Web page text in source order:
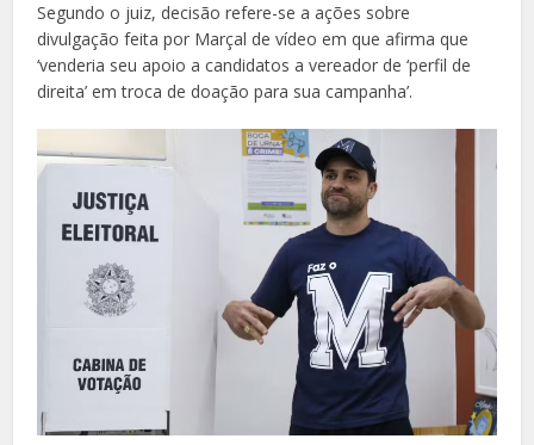
Segundo o juiz, decisão refere-se a ações sobre
divulgação feita por Marçal de vídeo em que afirma que
‘venderia seu apoio a candidatos a vereador de ‘perfil de
direita’ em troca de doação para sua campanha’.